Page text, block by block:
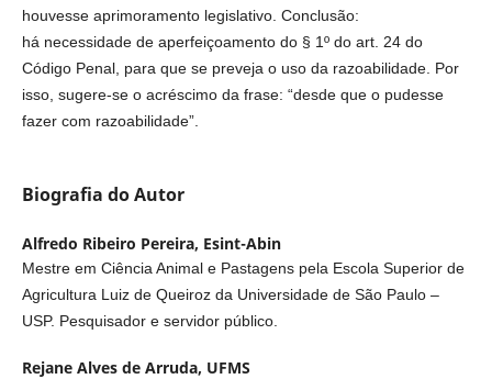
houvesse aprimoramento legislativo. Conclusão:
há necessidade de aperfeiçoamento do § 1º do art. 24 do
Código Penal, para que se preveja o uso da razoabilidade. Por
isso, sugere-se o acréscimo da frase: “desde que o pudesse
fazer com razoabilidade”.
Biografia do Autor
Alfredo Ribeiro Pereira, Esint-Abin
Mestre em Ciência Animal e Pastagens pela Escola Superior de
Agricultura Luiz de Queiroz da Universidade de São Paulo –
USP. Pesquisador e servidor público.
Rejane Alves de Arruda, UFMS